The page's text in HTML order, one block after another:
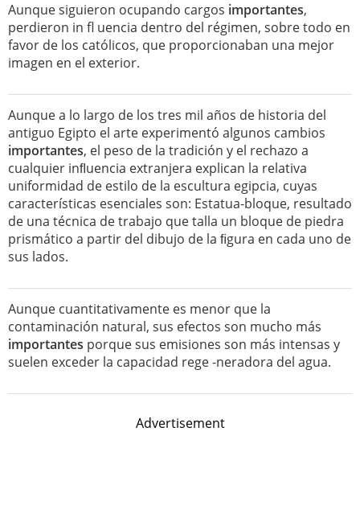
Aunque siguieron ocupando cargos importantes,
perdieron in fl uencia dentro del régimen, sobre todo en
favor de los católicos, que proporcionaban una mejor
imagen en el exterior.
Aunque a lo largo de los tres mil años de historia del
antiguo Egipto el arte experimentó algunos cambios
importantes, el peso de la tradición y el rechazo a
cualquier inﬂuencia extranjera explican la relativa
uniformidad de estilo de la escultura egipcia, cuyas
características esenciales son: Estatua-bloque, resultado
de una técnica de trabajo que talla un bloque de piedra
prismático a partir del dibujo de la ﬁgura en cada uno de
sus lados.
Aunque cuantitativamente es menor que la
contaminación natural, sus efectos son mucho más
importantes porque sus emisiones son más intensas y
suelen exceder la capacidad rege -neradora del agua.
Advertisement